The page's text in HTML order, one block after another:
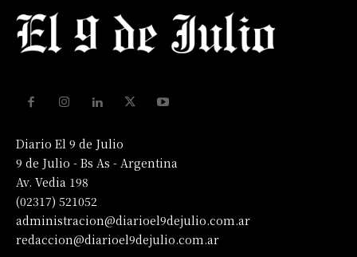
Diario El 9 de Julio
9 de Julio - Bs As - Argentina
Av. Vedia 198
(02317) 521052
administracion@diarioel9dejulio.com.ar
redaccion@diarioel9dejulio.com.ar